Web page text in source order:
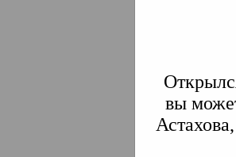
вы
Институт
Традиции